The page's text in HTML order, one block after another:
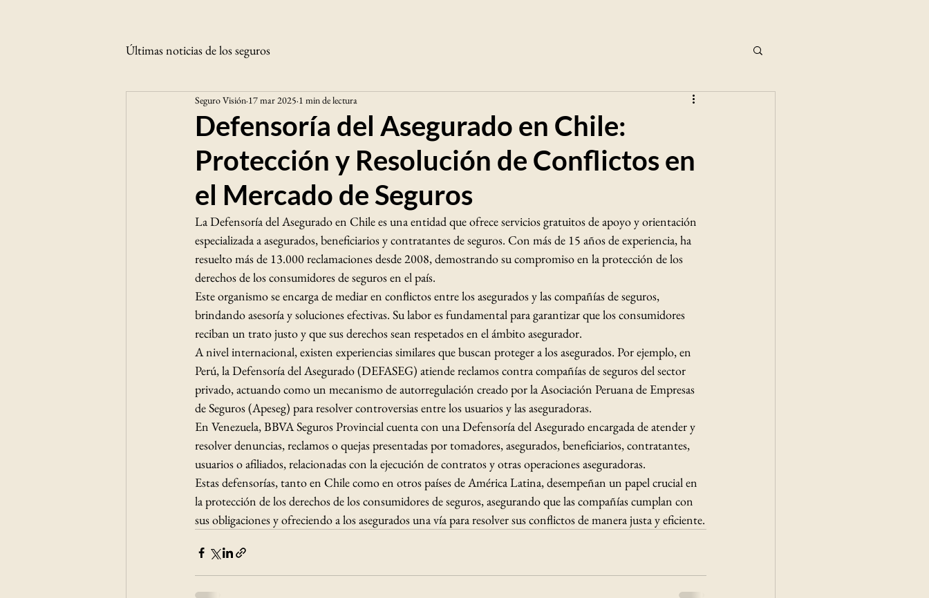
Últimas noticias de los seguros
Defensoría del Asegurado en Chile:
Protección y Resolución de Conflictos en
el Mercado de Seguros
Seguro Visión 17 mar 2025 1 min de lectura
La Defensoría del Asegurado en Chile es una entidad que ofrece servicios gratuitos de apoyo y orientación
especializada a asegurados, beneficiarios y contratantes de seguros. Con más de 15 años de experiencia, ha
resuelto más de 13.000 reclamaciones desde 2008, demostrando su compromiso en la protección de los
derechos de los consumidores de seguros en el país. ​
Este organismo se encarga de mediar en conflictos entre los asegurados y las compañías de seguros,
brindando asesoría y soluciones efectivas. Su labor es fundamental para garantizar que los consumidores
reciban un trato justo y que sus derechos sean respetados en el ámbito asegurador. ​
A nivel internacional, existen experiencias similares que buscan proteger a los asegurados. Por ejemplo, en
Perú, la Defensoría del Asegurado (DEFASEG) atiende reclamos contra compañías de seguros del sector
privado, actuando como un mecanismo de autorregulación creado por la Asociación Peruana de Empresas
de Seguros (Apeseg) para resolver controversias entre los usuarios y las aseguradoras. ​
En Venezuela, BBVA Seguros Provincial cuenta con una Defensoría del Asegurado encargada de atender y
resolver denuncias, reclamos o quejas presentadas por tomadores, asegurados, beneficiarios, contratantes,
usuarios o afiliados, relacionadas con la ejecución de contratos y otras operaciones aseguradoras. ​
Estas defensorías, tanto en Chile como en otros países de América Latina, desempeñan un papel crucial en
la protección de los derechos de los consumidores de seguros, asegurando que las compañías cumplan con
sus obligaciones y ofreciendo a los asegurados una vía para resolver sus conflictos de manera justa y eficiente.